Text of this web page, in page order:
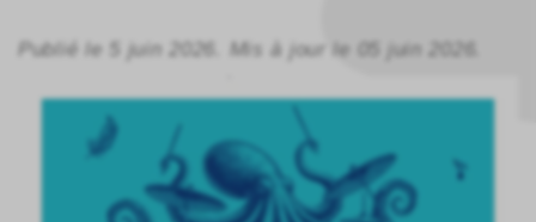
Publié le 5 juin 2026. Mis à jour le 05 juin 2026.